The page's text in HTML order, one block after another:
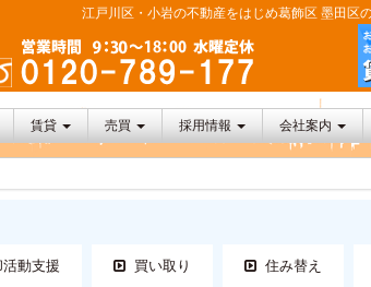
江戸川区・小岩の不動産をはじめ葛飾区 墨田区
賃貸 売買 採用情報 会社案内
動支援 買い取り 住み替え